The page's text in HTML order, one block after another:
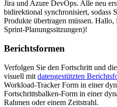
Jira und Azure DevOps. Alle neu
bidirektional synchronisiert, sodass
Produkte übertragen müssen.
Sprint-Planungssitzungen)!
Berichtsformen
Verfolgen Sie den Fortschritt und
visuell mit datengestützten
Workload-Tracker Form in einer
Fortschrittsbalken-Form in einer
Rahmen oder einem Zeitstrahl.